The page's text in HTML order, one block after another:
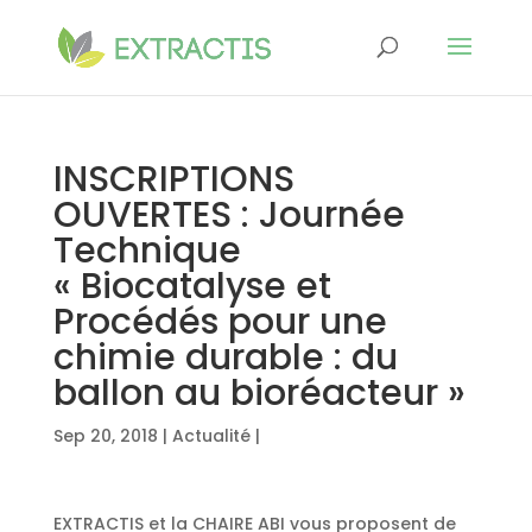
INSCRIPTIONS
OUVERTES : Journée
Technique
« Biocatalyse et
Procédés pour une
chimie durable : du
ballon au bioréacteur »
Sep 20, 2018 | Actualité|
EXTRACTIS et la CHAIRE ABI vous proposent de